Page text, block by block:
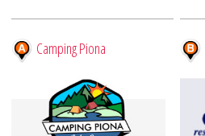
Camping Piona